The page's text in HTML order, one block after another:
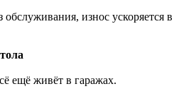
обслуживания, износ ускоряется в
ещё живёт в гаражах.